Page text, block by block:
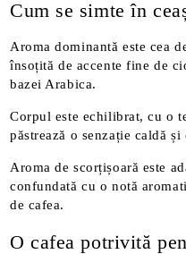
Cum se simte în
Aroma dominantă este cea
însoțită de accente fine de
bazei Arabica.
Corpul este echilibrat, cu o
păstrează o senzație caldă și
Aroma de scorțișoară este
confundată cu o notă
de cafea.
O cafea potrivită